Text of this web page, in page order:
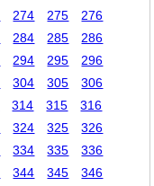
274 275
276
284 285
286
294 295
296
304 305
306
314 315
316
324 325
326
334 335
336
344 345
346